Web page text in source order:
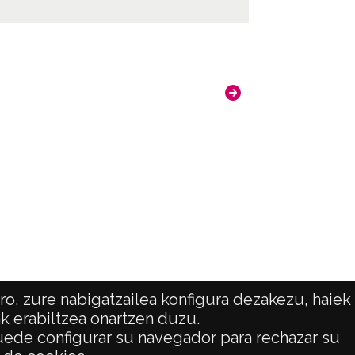
zure nabigatzailea konfigura dezakezu, haiek
erabiltzea onartzen duzu.
configurar su navegador para rechazar su
ATENCIÓN CIUDADANA